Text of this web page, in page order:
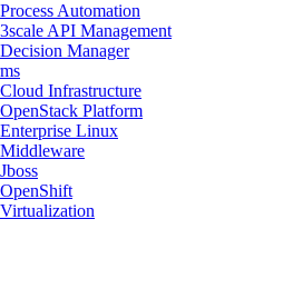
Automation
API Management
Manager
Infrastructure
Platform
Linux